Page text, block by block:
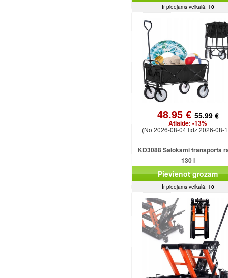
Ir pieejams veikalā: 10
48.95 €55.99 €
Atlaide: -13%
(No 2026-08-04 līdz 2026-08-
KD3088 Salokāmi transporta
130 l
Pievienot grozam
Ir pieejams veikalā: 10